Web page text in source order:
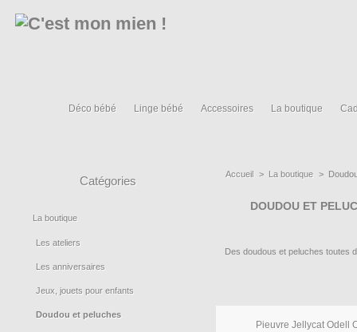
Déco bébé Linge bébé Accessoires La boutique
Catégories
La boutique
Les ateliers
Les anniversaires
Jeux, jouets pour enfants
Doudou et peluches
Accueil > La boutique >
DOUDOU ET
Des doudous et peluches toutes
Pieuvre Jellycat Odell